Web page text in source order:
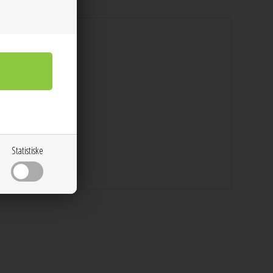
Statistiske